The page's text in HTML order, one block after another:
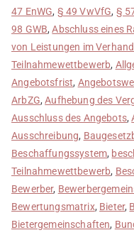
47 EnWG, § 49 VwVfG, §
98 GWB,Abschluss eines
von Leistungen im
Teilnahmewettbewerb,
Angebotsfrist,
ArbZG,Aufhebung des
Ausschluss des Angebots,
Ausschreibung,
Beschaffungssystem,
Teilnahmewettbewerb,
Bewerber,
Bewertungsmatrix, Bieter,
Bietergemeinschaften,